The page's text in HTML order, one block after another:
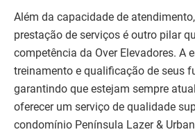
Além da capacidade de
prestação de serviços é outro pilar
competência da Over Elevadores. A
treinamento e qualificação de seus
garantindo que estejam sempre
oferecer um serviço de qualidade
condomínio Península Lazer &